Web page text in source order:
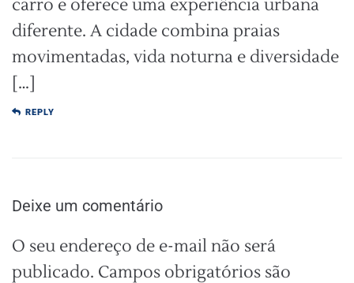
carro e oferece uma experiência urbana
diferente. A cidade combina praias
movimentadas, vida noturna e diversidade
[…]
REPLY
Deixe um comentário
O seu endereço de e-mail não será
publicado. Campos obrigatórios são